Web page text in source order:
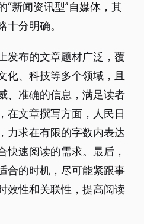
“新闻资讯型”自媒体，其
十分明确。
发布的文章题材广泛，覆
化、科技等多个领域，且
、准确的信息，满足读者
在文章撰写方面，人民日
力求在有限的字数内表达
快速阅读的需求。最后，
合的时机，尽可能紧跟事
效性和关联性，提高阅读